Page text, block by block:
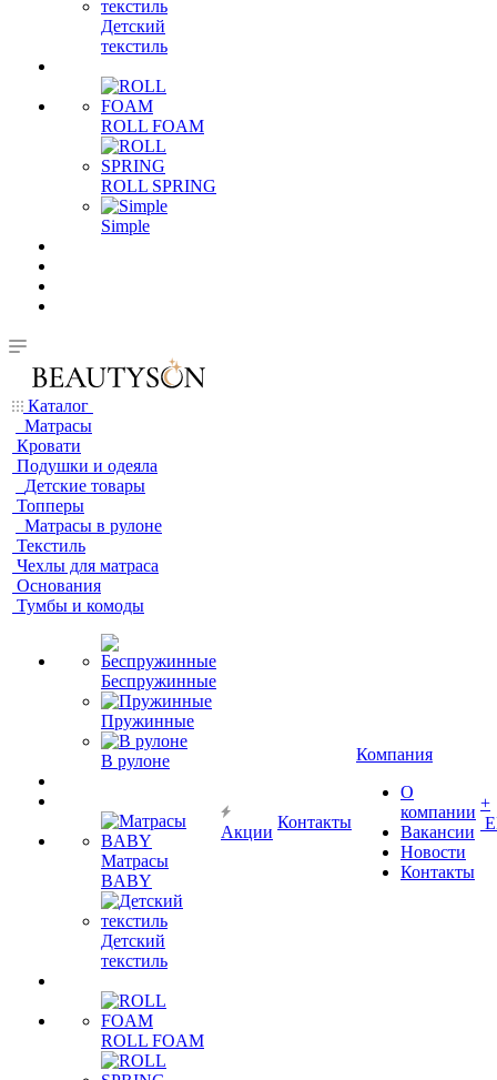
Детский
текстиль
ROLL FOAM
ROLL SPRING
Simple
Каталог
Матрасы
Кровати
Подушки и одеяла
Детские товары
Топперы
Матрасы в рулоне
Текстиль
Чехлы для матраса
Основания
Тумбы и комоды
Беспружинные
Пружинные
В рулоне
Матрасы
BABY
Детский
текстиль
ROLL FOAM
Акции
Контакты
Компания
О
компании
Вакансии
Новости
Контакты
+